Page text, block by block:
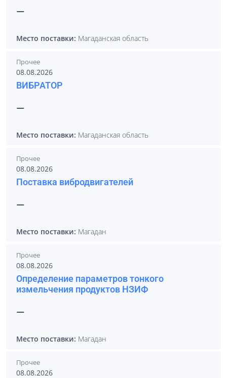
—
Место поставки: Магаданская область
Прочее
08.08.2026
ВИБРАТОР
—
Место поставки: Магаданская область
Прочее
08.08.2026
Поставка вибродвигателей
—
Место поставки: Магадан
Прочее
08.08.2026
Определение параметров тонкого
измельчения продуктов НЗИФ
—
Место поставки: Магадан
Прочее
08.08.2026